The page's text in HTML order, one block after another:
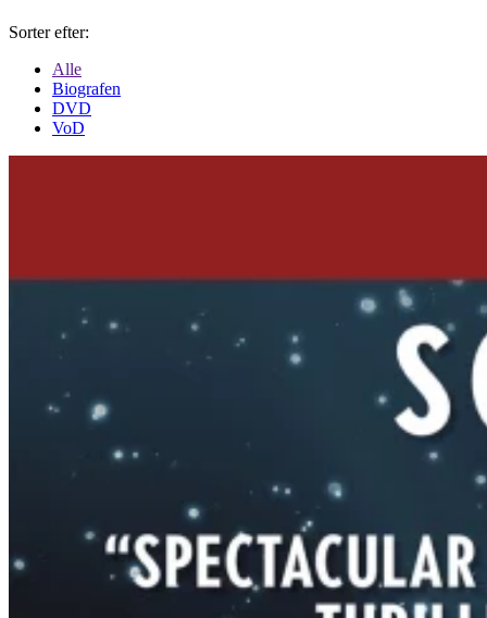
Sorter efter:
Alle
Biografen
DVD
VoD